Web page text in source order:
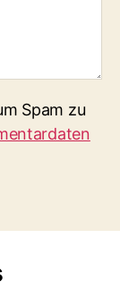
Spam zu